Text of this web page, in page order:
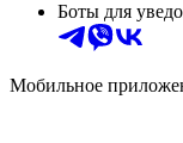
Боты для
Мобильное